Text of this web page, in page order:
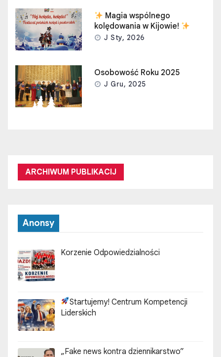
Magia wspólnego
kolędowania w Kijowie!
J Sty, 2026
Osobowość Roku 2025
J Gru, 2025
ARCHIWUM PUBLIKACIJ
Anonsy
Korzenie Odpowiedzialności
Startujemy! Centrum Kompetencji
Liderskich
„Fake news kontra dziennikarstwo”